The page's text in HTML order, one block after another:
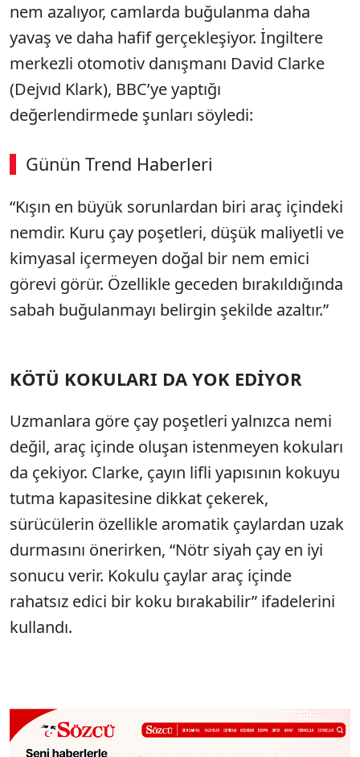
nem azalıyor, camlarda buğulanma daha
yavaş ve daha hafif gerçekleşiyor. İngiltere
merkezli otomotiv danışmanı David Clarke
(Dejvıd Klark), BBC’ye yaptığı
değerlendirmede şunları söyledi:
Günün Trend Haberleri
“Kışın en büyük sorunlardan biri araç içindeki
nemdir. Kuru çay poşetleri, düşük maliyetli ve
kimyasal içermeyen doğal bir nem emici
görevi görür. Özellikle geceden bırakıldığında
sabah buğulanmayı belirgin şekilde azaltır.”
KÖTÜ KOKULARI DA YOK EDİYOR
Uzmanlara göre çay poşetleri yalnızca nemi
değil, araç içinde oluşan istenmeyen kokuları
da çekiyor. Clarke, çayın lifli yapısının kokuyu
tutma kapasitesine dikkat çekerek,
sürücülerin özellikle aromatik çaylardan uzak
durmasını önerirken, “Nötr siyah çay en iyi
sonucu verir. Kokulu çaylar araç içinde
rahatsız edici bir koku bırakabilir” ifadelerini
kullandı.